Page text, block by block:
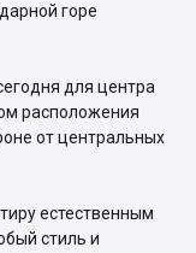
горе
для центра
расположения
от центральных
естественным
стиль и